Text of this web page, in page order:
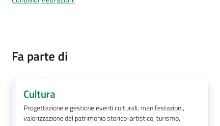
Fiorano
Fa parte di
Cultura
Progettazione e gestione eventi culturali, manifestazioni,
valorizzazione del patrimonio storico-artistico, turismo,